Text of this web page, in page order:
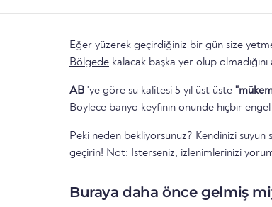
Eğer yüzerek geçirdiğiniz bir gün size
Bölgede kalacak başka yer olup
AB 'ye göre su kalitesi 5 yıl üst üste
Böylece banyo keyfinin önünde hiçbir
Peki neden bekliyorsunuz? Kendinizi suyun
geçirin! Not: İsterseniz, izlenimlerinizi
Buraya daha önce gelmiş